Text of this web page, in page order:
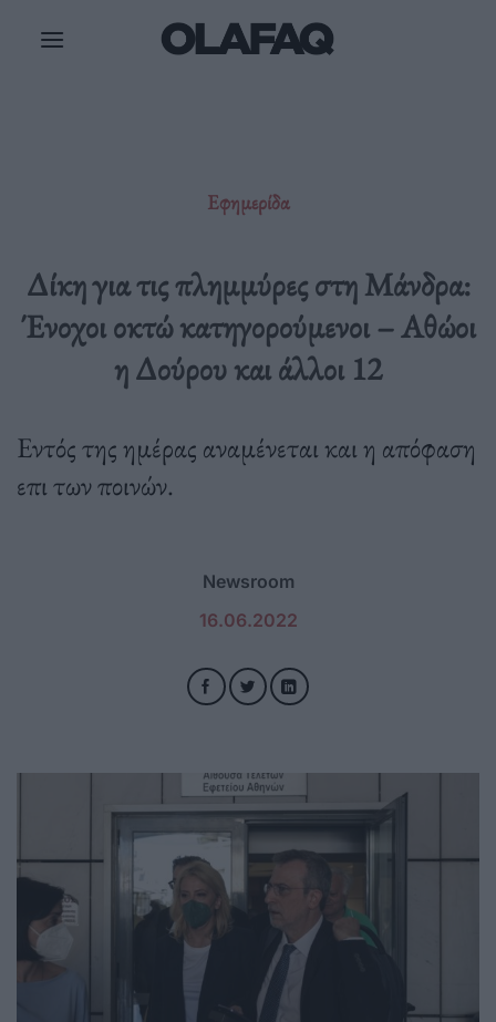
Εφημερίδα
Δίκη για τις πλημμύρες στη Μάνδρα:
Ένοχοι οκτώ κατηγορούμενοι – Αθώοι
η Δούρου και άλλοι 12
Εντός της ημέρας αναμένεται και η απόφαση
επι των ποινών.
Newsroom
16.06.2022